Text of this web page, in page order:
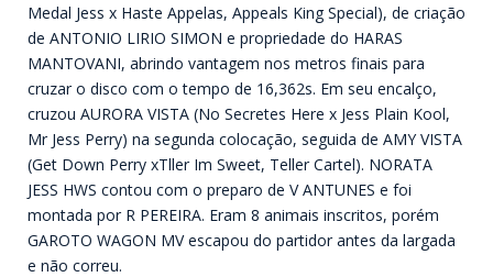
Medal Jess x Haste Appelas, Appeals King Special), de criação
de ANTONIO LIRIO SIMON e propriedade do HARAS
MANTOVANI, abrindo vantagem nos metros finais para
cruzar o disco com o tempo de 16,362s. Em seu encalço,
cruzou AURORA VISTA (No Secretes Here x Jess Plain Kool,
Mr Jess Perry) na segunda colocação, seguida de AMY VISTA
(Get Down Perry xTller Im Sweet, Teller Cartel). NORATA
JESS HWS contou com o preparo de V ANTUNES e foi
montada por R PEREIRA. Eram 8 animais inscritos, porém
GAROTO WAGON MV escapou do partidor antes da largada
e não correu.